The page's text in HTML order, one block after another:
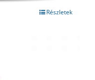
Részletek